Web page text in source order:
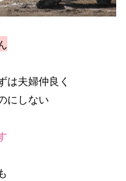
は夫婦仲良く
にしない